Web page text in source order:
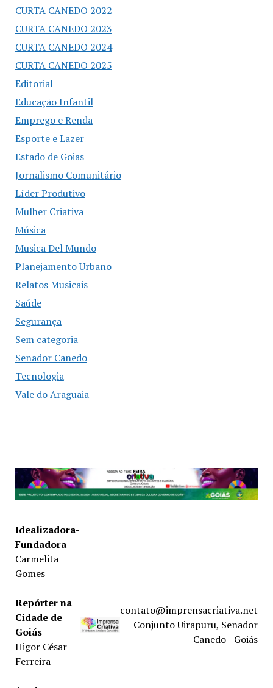
CURTA CANEDO 2022
CURTA CANEDO 2023
CURTA CANEDO 2024
CURTA CANEDO 2025
Editorial
Educação Infantil
Emprego e Renda
Esporte e Lazer
Estado de Goias
Jornalismo Comunitário
Líder Produtivo
Mulher Criativa
Música
Musica Del Mundo
Planejamento Urbano
Relatos Musicais
Saúde
Segurança
Sem categoria
Senador Canedo
Tecnologia
Vale do Araguaia
Idealizadora-
Fundadora
Carmelita
Gomes
Repórter na
Cidade de
Goiás
Higor César
Ferreira
contato@imprensacriativa.net
Conjunto Uirapuru, Senador
Canedo - Goiás